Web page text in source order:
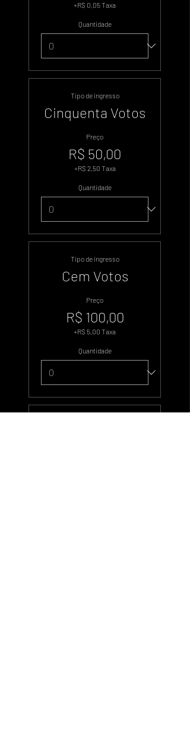
+R$ 0,05 Taxa
Quantidade
Tipo de ingresso
Cinquenta Votos
Preço
R$ 50,00
+R$ 2,50 Taxa
Quantidade
Tipo de ingresso
Cem Votos
Preço
R$ 100,00
+R$ 5,00 Taxa
Quantidade